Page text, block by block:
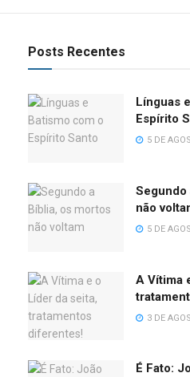
Posts Recentes
Línguas
Espírito
5 DE
Segundo
não
5 DE
A Vítima
3 DE
É Fato: